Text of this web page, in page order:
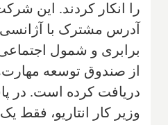
را انکار کردند. این
آدرس مشترک با آژانسی
از صندوق توسعه
دریافت کرده است. در
وزیر کار انتاریو، فقط